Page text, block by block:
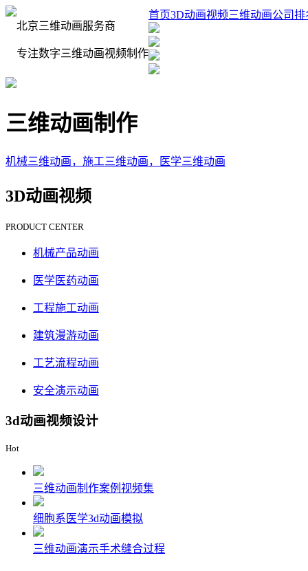
北京三维动画服务商
专注数字三维动画视频制作
首页3D动画视频三维动画公司排
三维动画制作
机械三维动画，施工三维动画，医学三维动画
3D动画视频
PRODUCT CENTER
机械产品动画
医学医药动画
工程施工动画
建筑漫游动画
工艺流程动画
安全演示动画
3d动画视频设计
Hot
三维动画制作案例视频集
细胞系医学3d动画模拟
三维动画演示手术缝合过程